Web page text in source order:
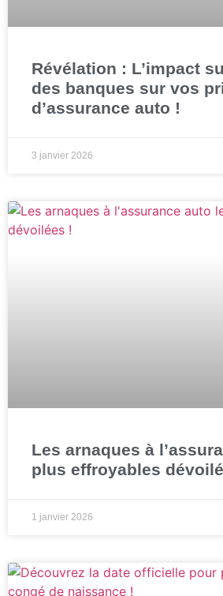
Révélation : L’impact
des banques sur vos
d’assurance auto !
3 janvier 2026
Les arnaques à
plus effroyables
1 janvier 2026